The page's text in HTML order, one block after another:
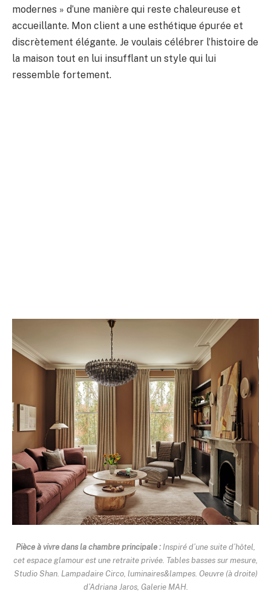
modernes » d’une manière qui reste chaleureuse et
accueillante. Mon client a une esthétique épurée et
discrètement élégante. Je voulais célébrer l’histoire de
la maison tout en lui insufflant un style qui lui
ressemble fortement.
Pièce à vivre dans la chambre principale : Inspiré d’une suite d’hôtel,
cet espace glamour est une retraite privée. Tables basses sur mesure,
Studio Shan. Lampadaire Circo, luminaires&lampes. Oeuvre (à droite)
d’Adriana Jaros, Galerie MAH.